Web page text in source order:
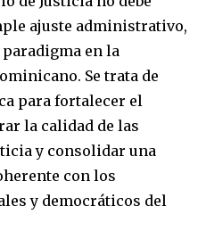
ajuste administrativo,
en la
Se trata de
para fortalecer el
la calidad de las
y consolidar una
con los
y democráticos del